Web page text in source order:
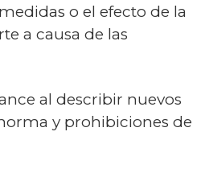
o el efecto de la
a causa de las
al describir nuevos
y prohibiciones de